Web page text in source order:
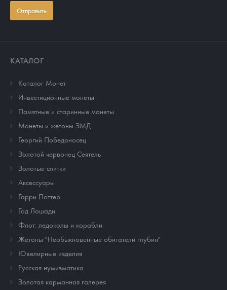
Отправить
КАТАЛОГ
Каталог Монет
Инвестиционные монеты
Памятные и старинные монеты
Монеты и жетоны ЗМД
Георгий Победоносец
Золотой червонец Сеятель
Золотые слитки
Аксессуары
Гарри Поттер
Год Лошади
Флот: ледоколы и корабли
Жетоны "Необыкновенные обитатели глубин"
Ювелирные изделия
Русская нумизматика
Золотая карманная галерея